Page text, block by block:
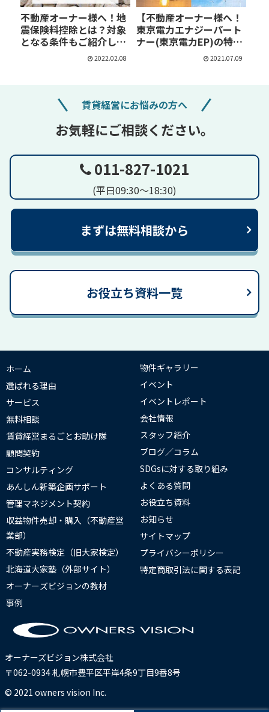
不動産オーナー様へ！地
震保険料控除とは？対象
となる条件もご紹介しま
2022.02.08
【不動産オーナー様へ！
東京電力エナジーパート
ナー(東京電力EP)の特
2021.07.09
賃貸経営にお悩みの方へ
お気軽にご相談ください。
011-827-1021
(平日09:30～18:30)
まずは無料相談から
お役立ち資料一覧
オーナーズビジョン株式会社
〒062-0934 札幌市豊平区平岸4条9丁目9番8号
© 2021 owners vision Inc.
ホーム
選ばれる理由
サービス
無料相談
賃貸経営まるごとお助け隊
顧問契約
コンサルティング
あんしん新築企画サポート
管理マネジメント契約
収益物件売却・購入（不動産営
業部）
不動産実務検定（旧大家検定）
北海道大家塾（外部サイト）
オーナーズビジョンの教材
事例
物件ギャラリー
イベント
イベントレポート
会社情報
スタッフ紹介
ブログ／コラム
SDGsに対する取り組み
よくある質問
お役立ち資料
お知らせ
サイトマップ
プライバシーポリシー
特定商取引法に関する表記